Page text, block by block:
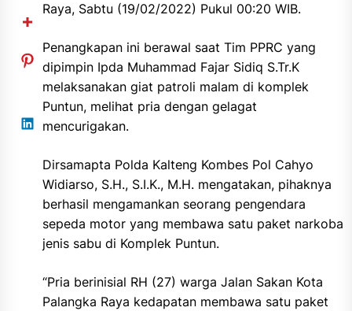
Raya, Sabtu (19/02/2022) Pukul 00:20 WIB.
Penangkapan ini berawal saat Tim PPRC yang
dipimpin Ipda Muhammad Fajar Sidiq S.Tr.K
melaksanakan giat patroli malam di komplek
Puntun, melihat pria dengan gelagat
mencurigakan.
Dirsamapta Polda Kalteng Kombes Pol Cahyo
Widiarso, S.H., S.I.K., M.H. mengatakan, pihaknya
berhasil mengamankan seorang pengendara
sepeda motor yang membawa satu paket narkoba
jenis sabu di Komplek Puntun.
“Pria berinisial RH (27) warga Jalan Sakan Kota
Palangka Raya kedapatan membawa satu paket